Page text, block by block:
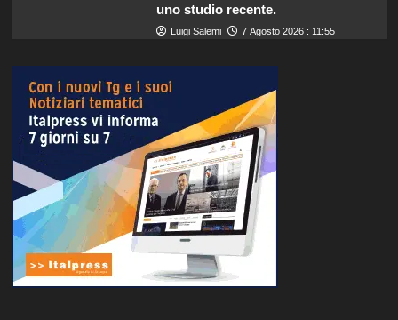
uno studio recente.
Luigi Salemi 7 Agosto 2026 : 11:55